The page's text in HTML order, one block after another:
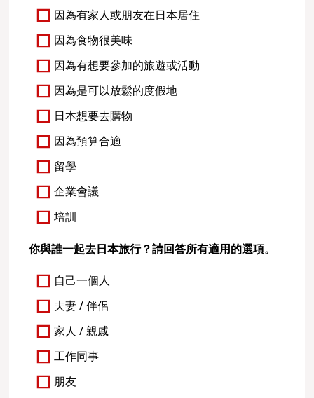
因為有家人或朋友在日本居住
因為食物很美味
因為有想要參加的旅遊或活動
因為是可以放鬆的度假地
日本想要去購物
因為預算合適
留學
企業會議
培訓
你與誰一起去日本旅行？請回答所有適用的選項。
自己一個人
夫妻 / 伴侶
家人 / 親戚
工作同事
朋友